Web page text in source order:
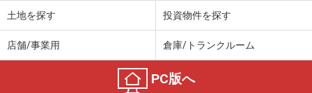
土地を探す 投資物件を探す
店舗/事業用 倉庫/トランクルーム
PC版へ